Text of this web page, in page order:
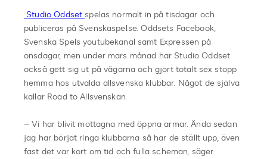
Studio Oddset spelas normalt in på tisdagar och
publiceras på Svenskaspel.se. Oddsets Facebook,
Svenska Spels youtubekanal samt Expressen på
onsdagar, men under mars månad har Studio Oddset
också gett sig ut på vägarna och gjort totalt sex stopp
hemma hos utvalda allsvenska klubbar. Något de själva
kallar Road to Allsvenskan.
– Vi har blivit mottagna med öppna armar. Ända sedan
jag har börjat ringa klubbarna så har de ställt upp, även
fast det var kort om tid och fulla scheman, säger